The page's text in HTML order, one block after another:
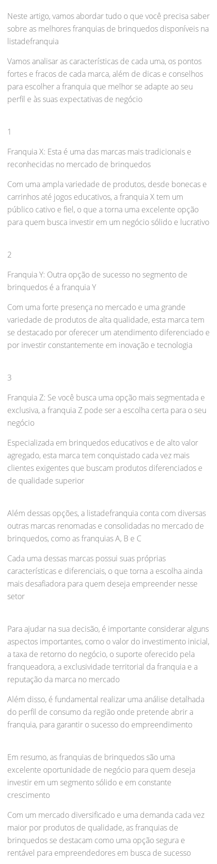
Neste artigo, vamos abordar tudo o que você precisa saber
sobre as melhores franquias de brinquedos disponíveis na
listadefranquia
Vamos analisar as características de cada uma, os pontos
fortes e fracos de cada marca, além de dicas e conselhos
para escolher a franquia que melhor se adapte ao seu
perfil e às suas expectativas de negócio
1
Franquia X: Esta é uma das marcas mais tradicionais e
reconhecidas no mercado de brinquedos
Com uma ampla variedade de produtos, desde bonecas e
carrinhos até jogos educativos, a franquia X tem um
público cativo e fiel, o que a torna uma excelente opção
para quem busca investir em um negócio sólido e lucrativo
2
Franquia Y: Outra opção de sucesso no segmento de
brinquedos é a franquia Y
Com uma forte presença no mercado e uma grande
variedade de produtos de alta qualidade, esta marca tem
se destacado por oferecer um atendimento diferenciado e
por investir constantemente em inovação e tecnologia
3
Franquia Z: Se você busca uma opção mais segmentada e
exclusiva, a franquia Z pode ser a escolha certa para o seu
negócio
Especializada em brinquedos educativos e de alto valor
agregado, esta marca tem conquistado cada vez mais
clientes exigentes que buscam produtos diferenciados e
de qualidade superior
Além dessas opções, a listadefranquia conta com diversas
outras marcas renomadas e consolidadas no mercado de
brinquedos, como as franquias A, B e C
Cada uma dessas marcas possui suas próprias
características e diferenciais, o que torna a escolha ainda
mais desafiadora para quem deseja empreender nesse
setor
Para ajudar na sua decisão, é importante considerar alguns
aspectos importantes, como o valor do investimento inicial,
a taxa de retorno do negócio, o suporte oferecido pela
franqueadora, a exclusividade territorial da franquia e a
reputação da marca no mercado
Além disso, é fundamental realizar uma análise detalhada
do perfil de consumo da região onde pretende abrir a
franquia, para garantir o sucesso do empreendimento
Em resumo, as franquias de brinquedos são uma
excelente oportunidade de negócio para quem deseja
investir em um segmento sólido e em constante
crescimento
Com um mercado diversificado e uma demanda cada vez
maior por produtos de qualidade, as franquias de
brinquedos se destacam como uma opção segura e
rentável para empreendedores em busca de sucesso